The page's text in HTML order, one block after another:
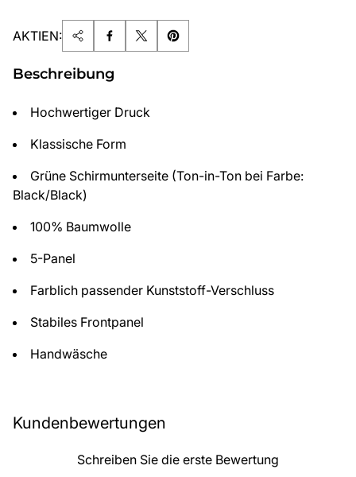
AKTIEN:
Beschreibung
Hochwertiger Druck
Klassische Form
Grüne Schirmunterseite (Ton-in-Ton bei Farbe:
Black/Black)
100% Baumwolle
5-Panel
Farblich passender Kunststoff-Verschluss
Stabiles Frontpanel
Handwäsche
Kundenbewertungen
Schreiben Sie die erste Bewertung